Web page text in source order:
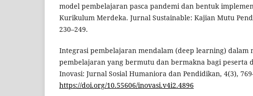
model pembelajaran pasca pandemi dan bentuk
Kurikulum Merdeka. Jurnal Sustainable: Kajian Mutu
230–249.
Integrasi pembelajaran mendalam (deep learning) dalam
pembelajaran yang bermutu dan bermakna bagi peserta
Inovasi: Jurnal Sosial Humaniora dan Pendidikan, 4(3),
https://doi.org/10.55606/inovasi.v4i2.4896